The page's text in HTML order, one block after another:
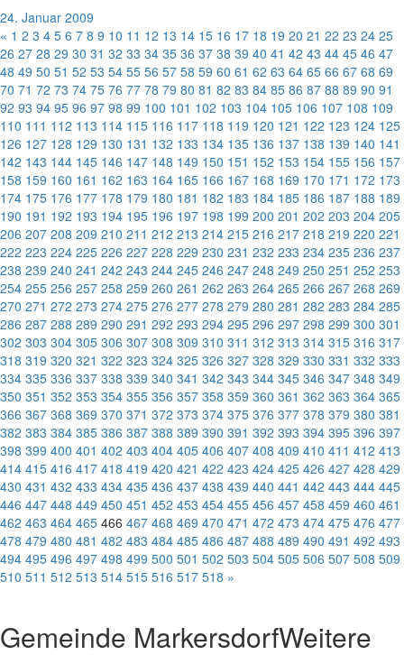
24. Januar 2009
« 1 2 3 4 5 6 7 8 9 10 11 12 13 14 15 16 17 18 19 20 21 22 23 24 25
26 27 28 29 30 31 32 33 34 35 36 37 38 39 40 41 42 43 44 45 46 47
48 49 50 51 52 53 54 55 56 57 58 59 60 61 62 63 64 65 66 67 68 69
70 71 72 73 74 75 76 77 78 79 80 81 82 83 84 85 86 87 88 89 90 91
92 93 94 95 96 97 98 99 100 101 102 103 104 105 106 107 108 109
110 111 112 113 114 115 116 117 118 119 120 121 122 123 124 125
126 127 128 129 130 131 132 133 134 135 136 137 138 139 140 141
142 143 144 145 146 147 148 149 150 151 152 153 154 155 156 157
158 159 160 161 162 163 164 165 166 167 168 169 170 171 172 173
174 175 176 177 178 179 180 181 182 183 184 185 186 187 188 189
190 191 192 193 194 195 196 197 198 199 200 201 202 203 204 205
206 207 208 209 210 211 212 213 214 215 216 217 218 219 220 221
222 223 224 225 226 227 228 229 230 231 232 233 234 235 236 237
238 239 240 241 242 243 244 245 246 247 248 249 250 251 252 253
254 255 256 257 258 259 260 261 262 263 264 265 266 267 268 269
270 271 272 273 274 275 276 277 278 279 280 281 282 283 284 285
286 287 288 289 290 291 292 293 294 295 296 297 298 299 300 301
302 303 304 305 306 307 308 309 310 311 312 313 314 315 316 317
318 319 320 321 322 323 324 325 326 327 328 329 330 331 332 333
334 335 336 337 338 339 340 341 342 343 344 345 346 347 348 349
350 351 352 353 354 355 356 357 358 359 360 361 362 363 364 365
366 367 368 369 370 371 372 373 374 375 376 377 378 379 380 381
382 383 384 385 386 387 388 389 390 391 392 393 394 395 396 397
398 399 400 401 402 403 404 405 406 407 408 409 410 411 412 413
414 415 416 417 418 419 420 421 422 423 424 425 426 427 428 429
430 431 432 433 434 435 436 437 438 439 440 441 442 443 444 445
446 447 448 449 450 451 452 453 454 455 456 457 458 459 460 461
462 463 464 465 466 467 468 469 470 471 472 473 474 475 476 477
478 479 480 481 482 483 484 485 486 487 488 489 490 491 492 493
494 495 496 497 498 499 500 501 502 503 504 505 506 507 508 509
510 511 512 513 514 515 516 517 518 »
Gemeinde MarkersdorfWeitere